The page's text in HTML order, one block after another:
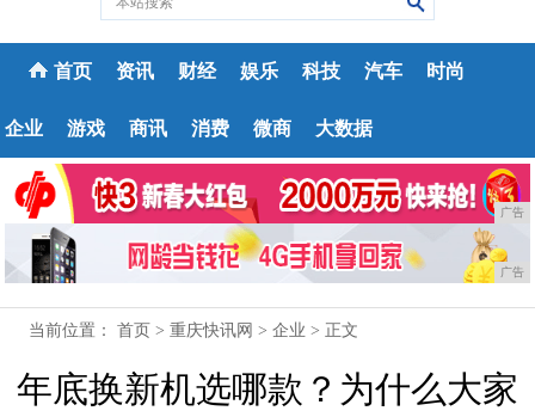
首页 资讯 财经 娱乐 科技 汽车 时尚
企业 游戏 商讯 消费 微商 大数据
广告
广告
当前位置：首页 >重庆快讯网 >企业 > 正文
年底换新机选哪款？为什么大家